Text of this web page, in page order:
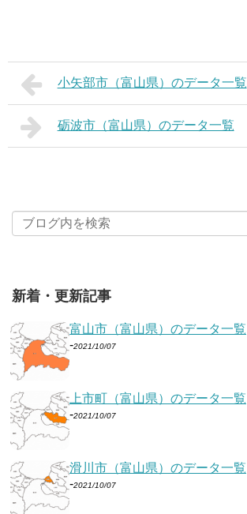
小矢部市（富山県）のデータ一覧
砺波市（富山県）のデータ一覧
新着・更新記事
富山市（富山県）のデータ一覧
-2021/10/07
上市町（富山県）のデータ一覧
-2021/10/07
滑川市（富山県）のデータ一覧
-2021/10/07